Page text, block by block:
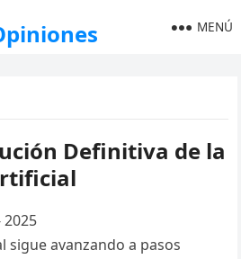
MENÚ
Definitiva de la
sigue avanzando a pasos